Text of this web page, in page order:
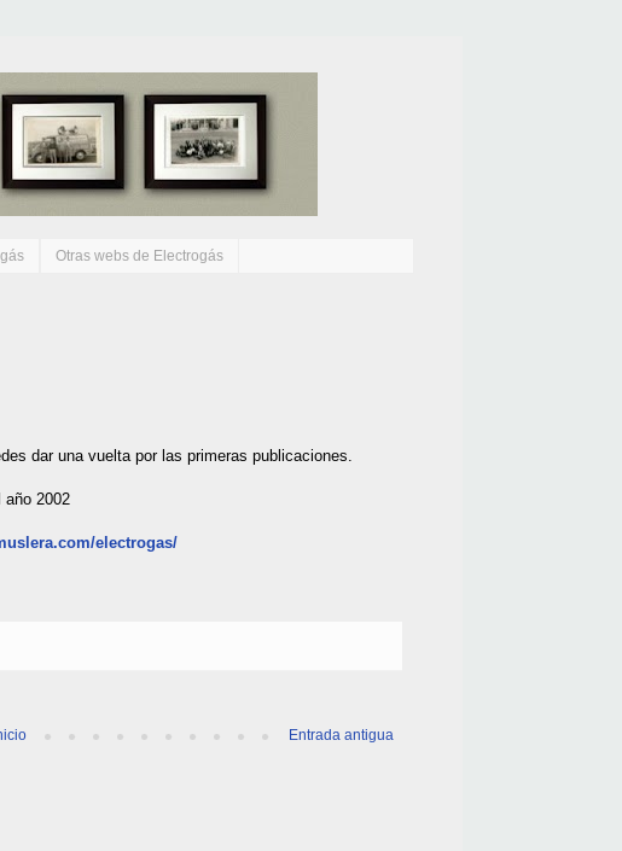
Otras webs de Electrogás
dar una vuelta por las primeras publicaciones.
año 2002
electrogas/
Entrada antigua